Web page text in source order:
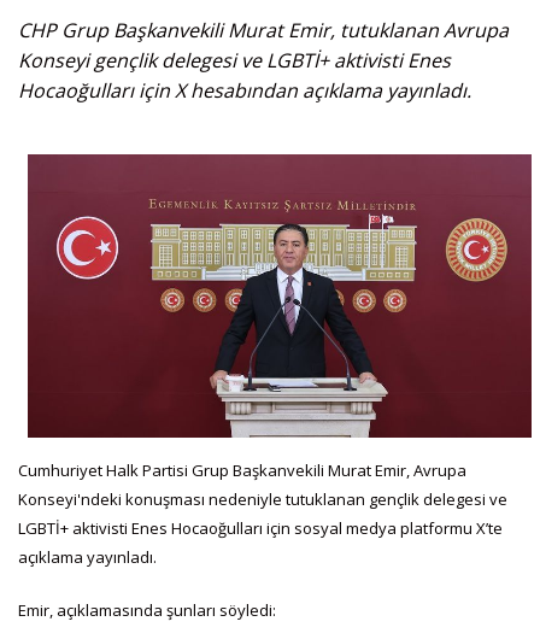
CHP Grup Başkanvekili Murat Emir, tutuklanan Avrupa
Konseyi gençlik delegesi ve LGBTİ+ aktivisti Enes
Hocaoğulları için X hesabından açıklama yayınladı.
Cumhuriyet Halk Partisi Grup Başkanvekili Murat Emir, Avrupa
Konseyi'ndeki konuşması nedeniyle tutuklanan gençlik delegesi ve
LGBTİ+ aktivisti Enes Hocaoğulları için sosyal medya platformu X’te
açıklama yayınladı.
Emir, açıklamasında şunları söyledi: